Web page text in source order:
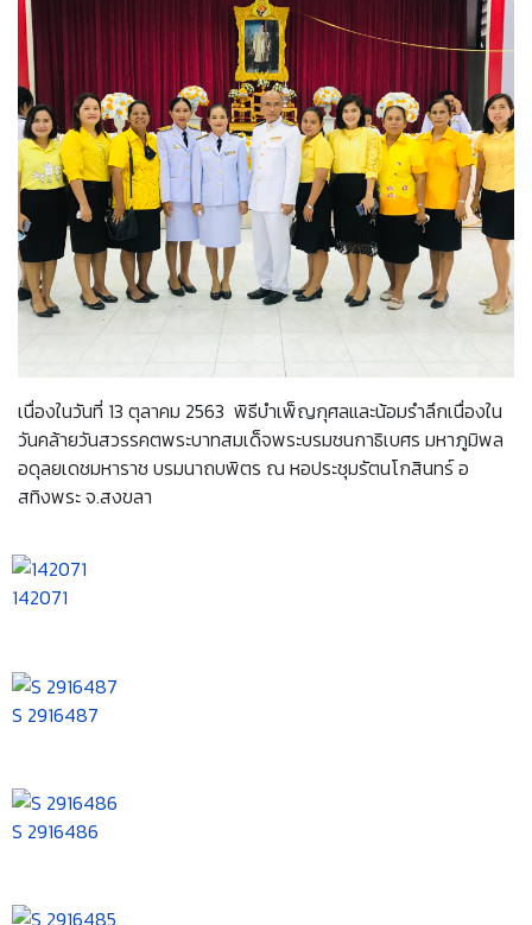
เนื่องในวันที่ 13 ตุลาคม 2563 พิธีบำเพ็ญกุศลและน้อมรำลึกเนื่องใน
วันคล้ายวันสวรรคตพระบาทสมเด็จพระบรมชนกาธิเบศร มหาภูมิพล
อดุลยเดชมหาราช บรมนาถบพิตร ณ หอประชุมรัตนโกสินทร์ อ
สทิงพระ จ.สงขลา
142071
S 2916487
S 2916486